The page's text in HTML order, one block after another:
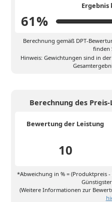
61%
Berechnung gemäß DPT-
finden
Hinweis: Gewichtungen sind in
Berechnung des
Bewertung der Leistung
10
*Abweichung in % = (Produktpreis
(Weitere Informationen zur